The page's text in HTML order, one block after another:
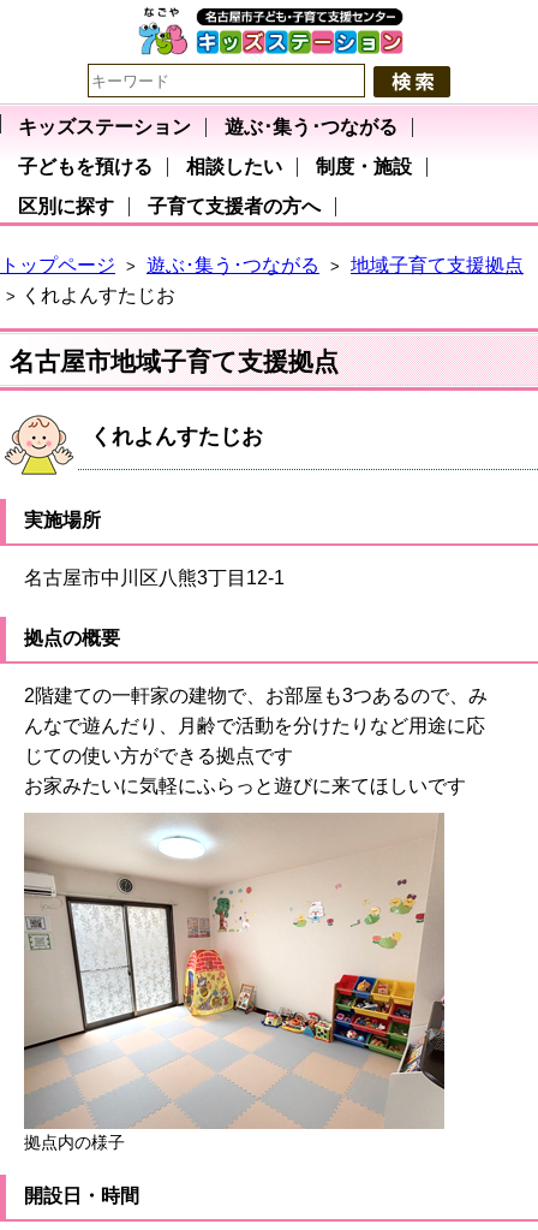
キッズステーション
遊ぶ･集う･つながる
子どもを預ける
相談したい
制度・施設
区別に探す
子育て支援者の方へ
トップページ > 遊ぶ･集う･つながる > 地域子育て支援拠点
> くれよんすたじお
名古屋市地域子育て支援拠点
くれよんすたじお
実施場所
名古屋市中川区八熊3丁目12-1
拠点の概要
2階建ての一軒家の建物で、お部屋も3つあるので、み
んなで遊んだり、月齢で活動を分けたりなど用途に応
じての使い方ができる拠点です
お家みたいに気軽にふらっと遊びに来てほしいです
拠点内の様子
開設日・時間